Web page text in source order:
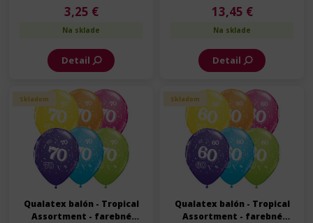
číslom 80 - 6 ks/bal
3,25 €
Na sklade
Detail
číslom 70 - 25 ks/bal
13,45 €
Na sklade
Detail
Skladom
Qualatex balón - Tropical
Assortment - farebné
Skladom
Qualatex balón - Tropical
Assortment - farebné